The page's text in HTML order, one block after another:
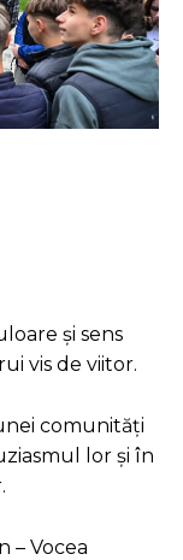
și sens
vis de viitor.
comunități
lor și în
– Vocea